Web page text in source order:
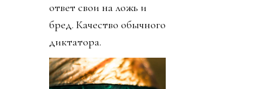
ответ свои на ложь и
бред. Качество обычного
диктатора.